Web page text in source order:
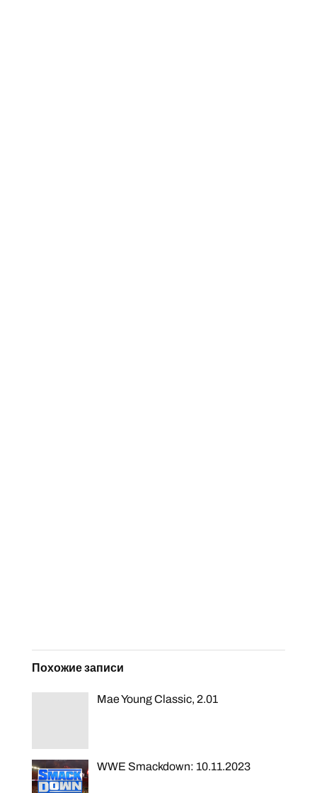
Похожие записи
Mae Young Classic, 2.01
WWE Smackdown: 10.11.2023